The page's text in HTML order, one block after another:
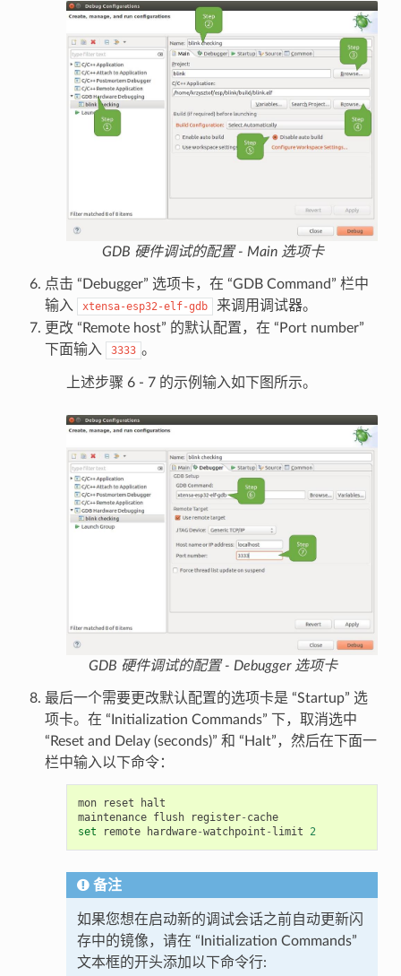
GDB 硬件调试的配置 - Main 选项卡
点击 “Debugger” 选项卡，在 “GDB Command” 栏中
输入
xtensa-esp32-elf-gdb
来调用调试器。
更改 “Remote host” 的默认配置，在 “Port number”
下面输入
3333 。
上述步骤 6 - 7 的示例输入如下图所示。
GDB 硬件调试的配置 - Debugger 选项卡
最后一个需要更改默认配置的选项卡是 “Startup” 选
项卡。在 “Initialization Commands” 下，取消选中
“Reset and Delay (seconds)” 和 “Halt”，然后在下面一
栏中输入以下命令：
mon reset
halt
maintenance flush register- cache
set
remote hardware-watchpoint - limit 2
备注
如果您想在启动新的调试会话之前自动更新闪
存中的镜像，请在 “Initialization Commands”
文本框的开头添加以下命令行: